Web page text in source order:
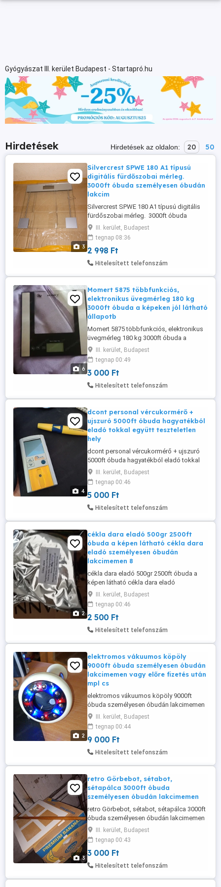
Gyógyászat III. kerület Budapest - Startapró.hu
Hirdetések Hirdetések az oldalon: 20 50
3
Silvercrest SPWE 180 A1 típusú
digitális fürdőszobai mérleg.
3000ft óbuda személyesen óbudán
lakcim
Silvercrest SPWE 180 A1 típusú digitális
fürdőszobai mérleg. 3000ft óbuda
személyesen óbudán lakcimemen 36 50
104 8272 A 4 érzékelő technológia
biztosítja a testtömeg pontos mérését
rálépő funkció: mérés közvetlenül a
mérlegre lépés után - automatikus
üveg ...
III. kerület, Budapest
tegnap 08:36
2 998 Ft
Hitelesített telefonszám
6
Momert 5875 többfunkciós,
elektronikus üvegmérleg 180 kg
3000ft óbuda a képeken jól látható
állapotb
Momert 5875 többfunkciós, elektronikus
üvegmérleg 180 kg 3000ft óbuda a
képeken jól látható állapotba strapabiró
jó darab személyes átvétel óbudán
lakcimemen posta kizárolag előre fizetés
után mpl csomagautomatába +3000ft
kapacitás: 180kg osztás: 100g precíziós
...
III. kerület, Budapest
tegnap 00:49
3 000 Ft
Hitelesített telefonszám
4
dcont personal vércukormérő +
ujszuró 5000ft óbuda hagyatékból
eladó tokkal együtt teszteletlen
hely
dcont personal vércukormérő + ujszuró
5000ft óbuda hagyatékból eladó tokkal
együtt teszteletlen helyszinen
kiprobálható ha hozzol teszcsikot és
elemet bele személyes átvétel óbudán
posta kizárolag előre fizetés után 36 50
104 82 72 36 20 949 12 88
III. kerület, Budapest
tegnap 00:46
5 000 Ft
Hitelesített telefonszám
2
cékla dara eladó 500gr 2500ft
óbuda a képen látható cékla dara
eladó személyesen óbudán
lakcimemen 8
cékla dara eladó 500gr 2500ft óbuda a
képen látható cékla dara eladó
személyesen óbudán lakcimemen 8db
van belőle 36 50 1048272 előre fizetés
után postázom mpl csomagautomatába
ha kell +3000ft A cékladara főbb hatásai a
következők: Vérnyomáscsökkentés:
tágulását, ...
III. kerület, Budapest
tegnap 00:46
2 500 Ft
Hitelesített telefonszám
2
elektromos vákuumos köpöly
9000ft óbuda személyesen óbudán
lakcimemen vagy előre fizetés után
mpl cs
elektromos vákuumos köpöly 9000ft
óbuda személyesen óbudán lakcimemen
vagy előre fizetés után mpl
csomagautomatába +3000ft 36 50 104
8272 USB töltés - Intelligens 9
sebességes állítható masszírozó,
kényelmes otthoni elektromos
acél gyöngyöt tartalmaz, tökéletes
ajándéknak ...
III. kerület, Budapest
tegnap 00:44
9 000 Ft
Hitelesített telefonszám
3
retro Görbebot, sétabot,
sétapálca 3000ft óbuda
személyesen óbudán lakcimemen
retro Görbebot, sétabot, sétapálca 3000ft
óbuda személyesen óbudán lakcimemen
36 50 104 8272
III. kerület, Budapest
tegnap 00:43
3 000 Ft
Hitelesített telefonszám